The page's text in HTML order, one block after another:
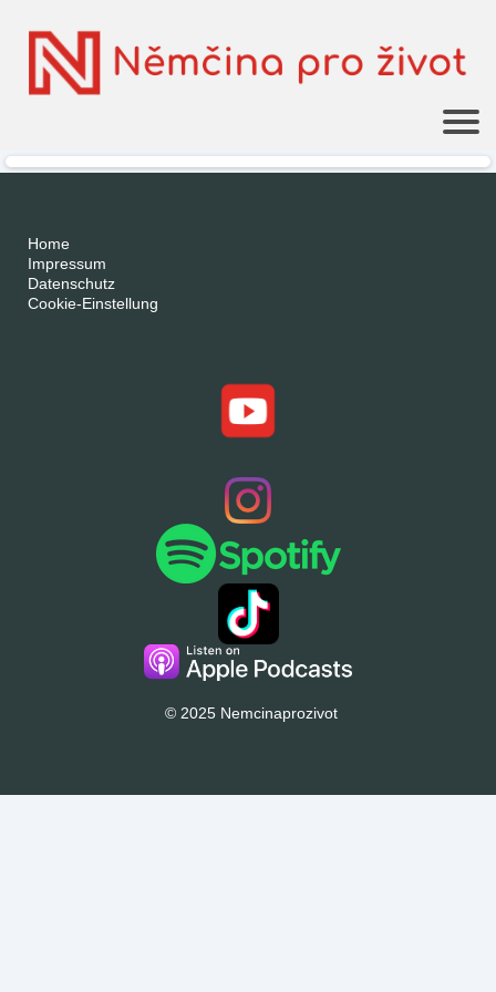
Home
Impressum
Datenschutz
Cookie-Einstellung
© 2025 Nemcinaprozivot